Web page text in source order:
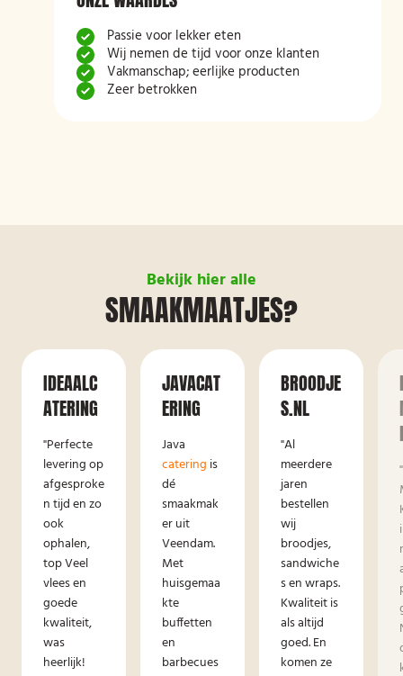
Passie voor lekker eten
Wij nemen de tijd voor onze klanten
Vakmanschap; eerlijke producten
Zeer betrokken
Bekijk hier alle
SMAAKMAATJES?
IDEAALC
ATERING
"Perfecte
levering op
afgesproke
n tijd en zo
ook
ophalen,
top Veel
vlees en
goede
kwaliteit,
was
heerlijk!
JAVACAT
ERING
Java
catering is
dé
smaakmak
er uit
Veendam.
Met
huisgemaa
kte
buffetten
en
barbecues
BROODJE
S.NL
"Al
meerdere
jaren
bestellen
wij
broodjes,
sandwiche
s en wraps.
Kwaliteit is
als altijd
goed. En
komen ze